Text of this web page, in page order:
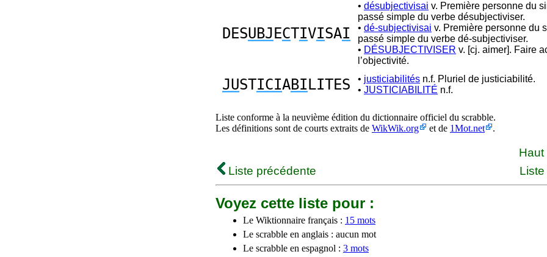
DESUBJ ECTIVISAI
• désubjectivisai v. Première personne du
passé simple du verbe désubjectiviser.
• dé-subjectivisai v. Première personne du
passé simple du verbe dé-subjectiviser.
• DÉSUBJECTIVISER v. [cj. aimer]. Faire
l’objectivité.
JUSTICIABI LITES • justiciabilités n.f. Pluriel de justiciabilité.
• JUSTICIABILITÉ n.f.
Liste conforme à la neuvième édition du dictionnaire officiel du scrabble.
Les définitions sont de courts extraits de WikWik.org et de 1Mot.net .
Haut
Liste précédente
Voyez cette liste pour :
Le Wiktionnaire français : 15 mots
Le scrabble en anglais : aucun mot
Le scrabble en espagnol : 3 mots